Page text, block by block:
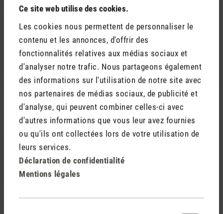
Ce site web utilise des cookies.
Les cookies nous permettent de personnaliser le
contenu et les annonces, d'offrir des
fonctionnalités relatives aux médias sociaux et
d'analyser notre trafic. Nous partageons également
des informations sur l'utilisation de notre site avec
nos partenaires de médias sociaux, de publicité et
d'analyse, qui peuvent combiner celles-ci avec
d'autres informations que vous leur avez fournies
ou qu'ils ont collectées lors de votre utilisation de
leurs services.
Déclaration de confidentialité
Mentions légales
Kit humidificateur
ultrasons
Leo
Lucy